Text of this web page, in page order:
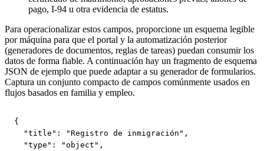
pago, I-94 u otra evidencia de estatus.
Para operacionalizar estos campos, proporcione un esquema legible
por máquina para que el portal y la automatización posterior
(generadores de documentos, reglas de tareas) puedan consumir los
datos de forma fiable. A continuación hay un fragmento de esquema
JSON de ejemplo que puede adaptar a su generador de formularios.
Captura un conjunto compacto de campos comúnmente usados en
flujos basados en familia y empleo.
{
  "title": "Registro de inmigración",
  "type": "object",